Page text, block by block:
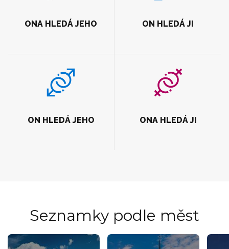
ONA HLEDÁ JEHO ON HLEDÁ JI
ON HLEDÁ JEHO ONA HLEDÁ JI
Seznamky podle měst